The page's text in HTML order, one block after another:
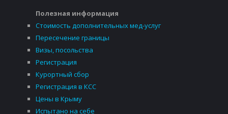
Полезная информация
Стоимость дополнительных мед-услуг
Пересечение границы
Визы, посольства
Регистрация
Курортный сбор
Регистрация в КСС
Цены в Крыму
Испытано на себе